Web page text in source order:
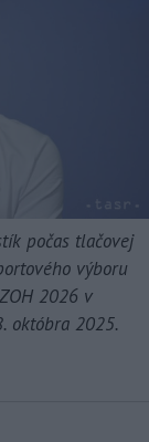
počas tlačovej
výboru
2026 v
októbra 2025.